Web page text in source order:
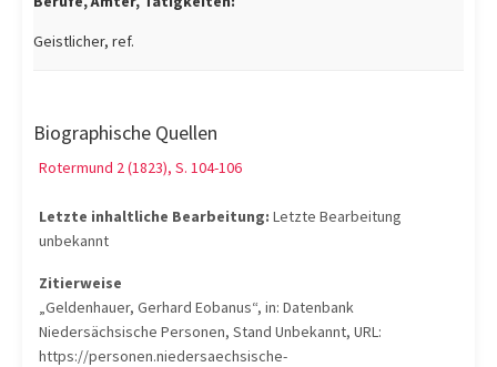
Geistlicher, ref.
Biographische Quellen
Rotermund 2 (1823), S. 104-106
Letzte inhaltliche Bearbeitung: Letzte Bearbeitung
unbekannt
Zitierweise
„Geldenhauer, Gerhard Eobanus“, in: Datenbank
Niedersächsische Personen, Stand Unbekannt, URL:
https://personen.niedersaechsische-